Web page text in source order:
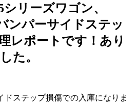
リーズワゴン、
ンパーサイドステッ
レポートです！あり
た。
ドステップ損傷での入庫になりま